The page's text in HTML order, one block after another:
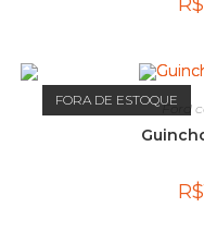
R$
FORA DE ESTOQUE
Ford
R$